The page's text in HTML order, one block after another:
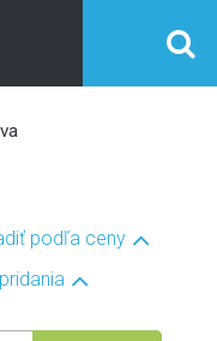
podľa ceny